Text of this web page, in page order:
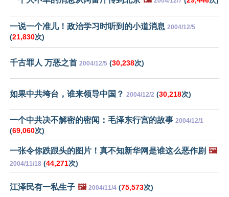
一说一个准儿！政治学习时听到的小道消息 2004/12/5
(21,830次)
千古罪人 万恶之首 2004/12/5 (30,238次)
如果中共垮台，谁来领导中国？ 2004/12/2 (30,218次)
一个中共决不解密的密闻：毛泽东行宫的故事 2004/12/1
(69,060次)
一张令你跌跟头的图片！真不知新华网是谁这么恶作剧 🖼️
2004/11/18 (44,271次)
江泽民有一私生子 🖼️ 2004/11/4 (75,573次)